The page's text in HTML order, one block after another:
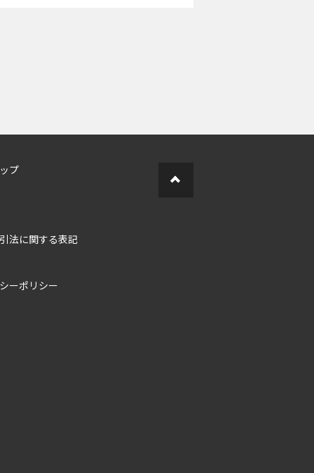
プ
法に関する表記
ーポリシー